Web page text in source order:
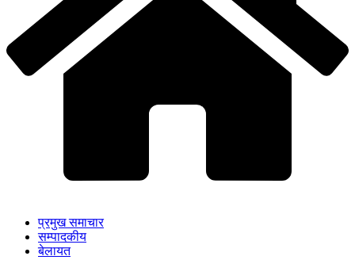
प्रमुख समाचार
सम्पादकीय
बेलायत